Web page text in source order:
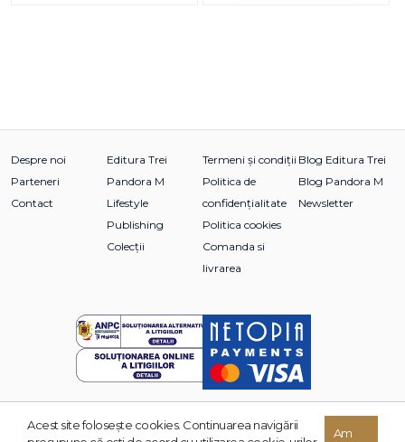
Despre noi
Parteneri
Contact
Editura Trei
Pandora M
Lifestyle
Publishing
Colecții
Termeni și condiții
Politica de
confidențialitate
Politica cookies
Comanda si
livrarea
Blog Editura Trei
Blog Pandora M
Newsletter
© 2026 Grupul Editorial TREI. Toate drepturile rezervate.
Acest site foloseşte cookies. Continuarea navigării
Am